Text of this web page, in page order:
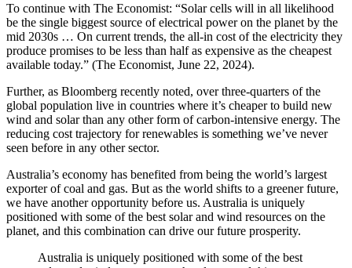
To continue with The Economist: “Solar cells will in all likelihood
be the single biggest source of electrical power on the planet by the
mid 2030s … On current trends, the all-in cost of the electricity they
produce promises to be less than half as expensive as the cheapest
available today.” (The Economist, June 22, 2024).​​​​‌ ‍ ​‍​‍‌‍ ‌ ​‍‌‍‍‌‌‍‌ ‌‍‍‌‌‍ ‍​‍​‍​ ‍‍​‍​‍‌ ​ ‌‍​‌‌‍ ‍‌‍‍‌‌ ‌​‌ ‍‌​‍ ‍‌‍‍‌‌‍ ​‍​‍​‍ ​​‍​‍‌‍‍​‌ ​‍‌‍‌‌‌‍‌‍​‍​‍​ ‍‍​‍​‍‌‍‍​‌ ‌​‌ ‌​‌ ​​​ ‍‍​‍ ​‍ ‌‍ ​‌‍ ‌‍​ ‌‍​‌‌‍ ​‌‍‍​‌‍ ‌ ​ ‌ ‌​​ ‍‍​ ​ ​ ​ ​ ​ ​ ​ ​‍ ‌‍‍‌‌‍ ‍‌ ‌​‌‍‌‌‌‍ ‍‌ ‌​​‍ ‌‍‌‌‌‍‌​‌‍‍‌‌ ‌​​‍ ‌‍ ‌‌‍ ‌‍‌​‌‍‌‌​ ‌‌ ​​‌ ​‍‌‍‌‌‌ ​ ‌‍‌‌‌‍ ‍‌ ‌​‌‍​‌‌ ‌​‌‍‍‌‌‍ ‌‍ ‍​ ‍ ‌‍‍‌‌‍‌​​ ‌​ ​​‌‍​‌​ ‌‍​ ‌‌​ ‍​​ ‌‍​ ​​‌‍​‌​‍ ‌‌‍‌‌​ ‌​​ ​​​ ‌​​‍ ‌​ ‌​​ ​ ​ ‍‌​ ‌​​‍ ‌‌‍​‍‌‍‌​‌‍​ ​ ‌ ​‍ ‌​ ​ ​ ​​​ ‍‌​ ‌ ​ ​‌​ ‌‌‌‍​‍​ ​‍‌‍​‌​ ​‍​ ‍‌​ ‍​​ ‍ ‌ ‌​‌ ‍‌‌ ​​‌‍‌‌​ ‌‌‍ ‍‌‍‌‌‌ ‌ ‌ ​ ​ ‍ ‌ ​​‌‍​‌‌ ‌​‌‍‍​​ ‌‌‍​ ‌‍ ‌‍ ‍‌ ‌​‌‍‌‌‌‍ ‍‌ ‌​​‍‌‌​ ‌‌‌​​‍‌‌ ‌‍‍ ‌‍‌‌‌ ‍‌​‍‌‌​ ​ ‌​‌​​‍‌‌​ ​ ‌​‌​​‍‌‌​ ​‍​ ​‍‌‍​‌​ ​‍​ ​​​ ​‍‌‍‌‍‌‍​ ‌‍‌‍​ ‌ ‌‍‌​​ ‌ ​ ‌​​ ​ ​‍‌‌​ ​‍​ ​‍​‍‌‌​ ‌‌‌​‌​​‍ ‍‌‍​ ‌‍‍​‌‍‍‌‌‍ ​‌‍‌​‌ ​‍‌‍‌‌‌‍ ‍​‍‌‌​ ‌‌‌​​‍‌‌ ‌‍‍ ‌‍‌‌‌ ‍‌​‍‌‌​ ​ ‌​‌​​‍‌‌​ ​ ‌​‌​​‍‌‌​ ​‍​ ​‍​ ​‌​ ‌‍‌‍​‌‌‍​‍​ ‌‌​ ‍​​ ​​​ ‌‍​ ‍​‌‍​‌​ ‌‍‌‍​ ​ ​​​‍‌‌​ ​‍​ ​‍​‍‌‌​ ‌‌‌​‌​​‍ ‍‌ ‌​‌‍‌‌‌ ‍​‌ ‌​​ ‌‍​‍‌‍​‌‌ ​ ‌‍‌‌‌‌‌‌‌ ​‍‌‍ ​​ ‌‌‍‍​‌ ‌​‌ ‌​‌ ​​​‍‌‌​ ​ ‌​​‌​‍‌‌​ ​‍‌​‌‍​‍‌‌​ ​‍‌​‌‍‌‍ ​‌‍ ‌‍​ ‌‍​‌‌‍ ​‌‍‍​‌‍ ‌ ​ ‌ ‌​​‍‌‌​ ​ ‌​​‌​ ​ ​ ​ ​ ​ ​ ​ ​‍‌‍‌‍‍‌‌‍‌​​ ‌​ ​​‌‍​‌​ ‌‍​ ‌‌​ ‍​​ ‌‍​ ​​‌‍​‌​‍ ‌‌‍‌‌​ ‌​​ ​​​ ‌​​‍ ‌​ ‌​​ ​ ​ ‍‌​ ‌​​‍ ‌‌‍​‍‌‍‌​‌‍​ ​ ‌ ​‍ ‌​ ​ ​ ​​​ ‍‌​ ‌ ​ ​‌​ ‌‌‌‍​‍​ ​‍‌‍​‌​ ​‍​ ‍‌​ ‍​​‍‌‍‌ ‌​‌ ‍‌‌ ​​‌‍‌‌​ ‌‌‍ ‍‌‍‌‌‌ ‌ ‌ ​ ​‍‌‍‌ ​​‌‍​‌‌ ‌​‌‍‍​​ ‌‌‍​ ‌‍ ‌‍ ‍‌ ‌​‌‍‌‌‌‍ ‍‌ ‌​​‍‌‌​ ‌‌‌​​‍‌‌ ‌‍‍ ‌‍‌‌‌ ‍‌​‍‌‌​ ​ ‌​‌​​‍‌‌​ ​ ‌​‌​​‍‌‌​ ​‍​ ​‍‌‍​‌​ ​‍​ ​​​ ​‍‌‍‌‍‌‍​ ‌‍‌‍​ ‌ ‌‍‌​​ ‌ ​ ‌​​ ​ ​‍‌‌​ ​‍​ ​‍​‍‌‌​ ‌‌‌​‌​​‍ ‍‌‍​ ‌‍‍​‌‍‍‌‌‍ ​‌‍‌​‌ ​‍‌‍‌‌‌‍ ‍​‍‌‌​ ‌‌‌​​‍‌‌ ‌‍‍ ‌‍‌‌‌ ‍‌​‍‌‌​ ​ ‌​‌​​‍‌‌​ ​ ‌​‌​​‍‌‌​ ​‍​ ​‍​ ​‌​ ‌‍‌‍​‌‌‍​‍​ ‌‌​ ‍​​ ​​​ ‌‍​ ‍​‌‍​‌​ ‌‍‌‍​ ​ ​​​‍‌‌​ ​‍​ ​‍​‍‌‌​ ‌‌‌​‌​​‍ ‍‌ ‌​‌‍‌‌‌ ‍​‌ ‌​​‍‌‍‌ ​​‌‍‌‌‌ ​‍‌ ​ ‌ ​​‌‍‌‌‌‍​ ‌ ‌​‌‍‍‌‌ ‌‍‌‍‌‌​ ‌‌ ​​‌ ‌‌‌‍​‍‌‍ ​‌‍‍‌‌ ​ ‌‍‍​‌‍‌‌‌‍‌​​‍​‍‌ ‌
Further, as Bloomberg recently noted, over three-quarters of the
global population live in countries where it’s cheaper to build new
wind and solar than any other form of carbon-intensive energy. The
reducing cost trajectory for renewables is something we’ve never
seen before in any other ­sector.​​​​‌ ‍ ​‍​‍‌‍ ‌ ​‍‌‍‍‌‌‍‌ ‌‍‍‌‌‍ ‍​‍​‍​ ‍‍​‍​‍‌ ​ ‌‍​‌‌‍ ‍‌‍‍‌‌ ‌​‌ ‍‌​‍ ‍‌‍‍‌‌‍ ​‍​‍​‍ ​​‍​‍‌‍‍​‌ ​‍‌‍‌‌‌‍‌‍​‍​‍​ ‍‍​‍​‍‌‍‍​‌ ‌​‌ ‌​‌ ​​​ ‍‍​‍ ​‍ ‌‍ ​‌‍ ‌‍​ ‌‍​‌‌‍ ​‌‍‍​‌‍ ‌ ​ ‌ ‌​​ ‍‍​ ​ ​ ​ ​ ​ ​ ​ ​‍ ‌‍‍‌‌‍ ‍‌ ‌​‌‍‌‌‌‍ ‍‌ ‌​​‍ ‌‍‌‌‌‍‌​‌‍‍‌‌ ‌​​‍ ‌‍ ‌‌‍ ‌‍‌​‌‍‌‌​ ‌‌ ​​‌ ​‍‌‍‌‌‌ ​ ‌‍‌‌‌‍ ‍‌ ‌​‌‍​‌‌ ‌​‌‍‍‌‌‍ ‌‍ ‍​ ‍ ‌‍‍‌‌‍‌​​ ‌​ ​​‌‍​‌​ ‌‍​ ‌‌​ ‍​​ ‌‍​ ​​‌‍​‌​‍ ‌‌‍‌‌​ ‌​​ ​​​ ‌​​‍ ‌​ ‌​​ ​ ​ ‍‌​ ‌​​‍ ‌‌‍​‍‌‍‌​‌‍​ ​ ‌ ​‍ ‌​ ​ ​ ​​​ ‍‌​ ‌ ​ ​‌​ ‌‌‌‍​‍​ ​‍‌‍​‌​ ​‍​ ‍‌​ ‍​​ ‍ ‌ ‌​‌ ‍‌‌ ​​‌‍‌‌​ ‌‌‍ ‍‌‍‌‌‌ ‌ ‌ ​ ​ ‍ ‌ ​​‌‍​‌‌ ‌​‌‍‍​​ ‌‌‍​ ‌‍ ‌‍ ‍‌ ‌​‌‍‌‌‌‍ ‍‌ ‌​​‍‌‌​ ‌‌‌​​‍‌‌ ‌‍‍ ‌‍‌‌‌ ‍‌​‍‌‌​ ​ ‌​‌​​‍‌‌​ ​ ‌​‌​​‍‌‌​ ​‍​ ​‍​ ​‍‌‍​‌​ ‌‌​ ‍‌​ ​‍​ ​‌​ ‍‌​ ‌​​ ​​​ ‍‌​ ​ ​ ‌‌​‍‌‌​ ​‍​ ​‍​‍‌‌​ ‌‌‌​‌​​‍ ‍‌‍​ ‌‍‍​‌‍‍‌‌‍ ​‌‍‌​‌ ​‍‌‍‌‌‌‍ ‍​‍‌‌​ ‌‌‌​​‍‌‌ ‌‍‍ ‌‍‌‌‌ ‍‌​‍‌‌​ ​ ‌​‌​​‍‌‌​ ​ ‌​‌​​‍‌‌​ ​‍​ ​‍‌‍‌‌​ ​‍‌‍‌‌‌‍​‌​ ​‌​ ‌ ​ ‌‌​ ‌ ​ ‌ ​ ‌​‌‍‌‍​ ​ ​ ​​​‍‌‌​ ​‍​ ​‍​‍‌‌​ ‌‌‌​‌​​‍ ‍‌ ‌​‌‍‌‌‌ ‍​‌ ‌​​ ‌‍​‍‌‍​‌‌ ​ ‌‍‌‌‌‌‌‌‌ ​‍‌‍ ​​ ‌‌‍‍​‌ ‌​‌ ‌​‌ ​​​‍‌‌​ ​ ‌​​‌​‍‌‌​ ​‍‌​‌‍​‍‌‌​ ​‍‌​‌‍‌‍ ​‌‍ ‌‍​ ‌‍​‌‌‍ ​‌‍‍​‌‍ ‌ ​ ‌ ‌​​‍‌‌​ ​ ‌​​‌​ ​ ​ ​ ​ ​ ​ ​ ​‍‌‍‌‍‍‌‌‍‌​​ ‌​ ​​‌‍​‌​ ‌‍​ ‌‌​ ‍​​ ‌‍​ ​​‌‍​‌​‍ ‌‌‍‌‌​ ‌​​ ​​​ ‌​​‍ ‌​ ‌​​ ​ ​ ‍‌​ ‌​​‍ ‌‌‍​‍‌‍‌​‌‍​ ​ ‌ ​‍ ‌​ ​ ​ ​​​ ‍‌​ ‌ ​ ​‌​ ‌‌‌‍​‍​ ​‍‌‍​‌​ ​‍​ ‍‌​ ‍​​‍‌‍‌ ‌​‌ ‍‌‌ ​​‌‍‌‌​ ‌‌‍ ‍‌‍‌‌‌ ‌ ‌ ​ ​‍‌‍‌ ​​‌‍​‌‌ ‌​‌‍‍​​ ‌‌‍​ ‌‍ ‌‍ ‍‌ ‌​‌‍‌‌‌‍ ‍‌ ‌​​‍‌‌​ ‌‌‌​​‍‌‌ ‌‍‍ ‌‍‌‌‌ ‍‌​‍‌‌​ ​ ‌​‌​​‍‌‌​ ​ ‌​‌​​‍‌‌​ ​‍​ ​‍​ ​‍‌‍​‌​ ‌‌​ ‍‌​ ​‍​ ​‌​ ‍‌​ ‌​​ ​​​ ‍‌​ ​ ​ ‌‌​‍‌‌​ ​‍​ ​‍​‍‌‌​ ‌‌‌​‌​​‍ ‍‌‍​ ‌‍‍​‌‍‍‌‌‍ ​‌‍‌​‌ ​‍‌‍‌‌‌‍ ‍​‍‌‌​ ‌‌‌​​‍‌‌ ‌‍‍ ‌‍‌‌‌ ‍‌​‍‌‌​ ​ ‌​‌​​‍‌‌​ ​ ‌​‌​​‍‌‌​ ​‍​ ​‍‌‍‌‌​ ​‍‌‍‌‌‌‍​‌​ ​‌​ ‌ ​ ‌‌​ ‌ ​ ‌ ​ ‌​‌‍‌‍​ ​ ​ ​​​‍‌‌​ ​‍​ ​‍​‍‌‌​ ‌‌‌​‌​​‍ ‍‌ ‌​‌‍‌‌‌ ‍​‌ ‌​​‍‌‍‌ ​​‌‍‌‌‌ ​‍‌ ​ ‌ ​​‌‍‌‌‌‍​ ‌ ‌​‌‍‍‌‌ ‌‍‌‍‌‌​ ‌‌ ​​‌ ‌‌‌‍​‍‌‍ ​‌‍‍‌‌ ​ ‌‍‍​‌‍‌‌‌‍‌​​‍​‍‌ ‌
Australia’s economy has benefited from being the world’s largest
exporter of coal and gas. But as the world shifts to a greener future,
we have another opportunity before us. Australia is uniquely
positioned with some of the best solar and wind resources on the
planet, and this combination can drive our future prosperity.​​​​‌ ‍ ​‍​‍‌‍ ‌ ​‍‌‍‍‌‌‍‌ ‌‍‍‌‌‍ ‍​‍​‍​ ‍‍​‍​‍‌ ​ ‌‍​‌‌‍ ‍‌‍‍‌‌ ‌​‌ ‍‌​‍ ‍‌‍‍‌‌‍ ​‍​‍​‍ ​​‍​‍‌‍‍​‌ ​‍‌‍‌‌‌‍‌‍​‍​‍​ ‍‍​‍​‍‌‍‍​‌ ‌​‌ ‌​‌ ​​​ ‍‍​‍ ​‍ ‌‍ ​‌‍ ‌‍​ ‌‍​‌‌‍ ​‌‍‍​‌‍ ‌ ​ ‌ ‌​​ ‍‍​ ​ ​ ​ ​ ​ ​ ​ ​‍ ‌‍‍‌‌‍ ‍‌ ‌​‌‍‌‌‌‍ ‍‌ ‌​​‍ ‌‍‌‌‌‍‌​‌‍‍‌‌ ‌​​‍ ‌‍ ‌‌‍ ‌‍‌​‌‍‌‌​ ‌‌ ​​‌ ​‍‌‍‌‌‌ ​ ‌‍‌‌‌‍ ‍‌ ‌​‌‍​‌‌ ‌​‌‍‍‌‌‍ ‌‍ ‍​ ‍ ‌‍‍‌‌‍‌​​ ‌​ ​​‌‍​‌​ ‌‍​ ‌‌​ ‍​​ ‌‍​ ​​‌‍​‌​‍ ‌‌‍‌‌​ ‌​​ ​​​ ‌​​‍ ‌​ ‌​​ ​ ​ ‍‌​ ‌​​‍ ‌‌‍​‍‌‍‌​‌‍​ ​ ‌ ​‍ ‌​ ​ ​ ​​​ ‍‌​ ‌ ​ ​‌​ ‌‌‌‍​‍​ ​‍‌‍​‌​ ​‍​ ‍‌​ ‍​​ ‍ ‌ ‌​‌ ‍‌‌ ​​‌‍‌‌​ ‌‌‍ ‍‌‍‌‌‌ ‌ ‌ ​ ​ ‍ ‌ ​​‌‍​‌‌ ‌​‌‍‍​​ ‌‌‍​ ‌‍ ‌‍ ‍‌ ‌​‌‍‌‌‌‍ ‍‌ ‌​​‍‌‌​ ‌‌‌​​‍‌‌ ‌‍‍ ‌‍‌‌‌ ‍‌​‍‌‌​ ​ ‌​‌​​‍‌‌​ ​ ‌​‌​​‍‌‌​ ​‍​ ​‍‌‍​‌‌‍‌‍​ ‌ ‌‍‌‍​ ‌​​ ‌‍​ ‌‌​ ‍‌​ ‌ ​ ‌‌​ ​​​ ​​​‍‌‌​ ​‍​ ​‍​‍‌‌​ ‌‌‌​‌​​‍ ‍‌‍​ ‌‍‍​‌‍‍‌‌‍ ​‌‍‌​‌ ​‍‌‍‌‌‌‍ ‍​‍‌‌​ ‌‌‌​​‍‌‌ ‌‍‍ ‌‍‌‌‌ ‍‌​‍‌‌​ ​ ‌​‌​​‍‌‌​ ​ ‌​‌​​‍‌‌​ ​‍​ ​‍​ ​‍‌‍​ ​ ​​‌‍‌‌​ ‌ ​ ‌‌‌‍‌​​ ‌​‌‍‌‌‌‍‌‍​ ‌​​ ​ ​ ​​​‍‌‌​ ​‍​ ​‍​‍‌‌​ ‌‌‌​‌​​‍ ‍‌ ‌​‌‍‌‌‌ ‍​‌ ‌​​ ‌‍​‍‌‍​‌‌ ​ ‌‍‌‌‌‌‌‌‌ ​‍‌‍ ​​ ‌‌‍‍​‌ ‌​‌ ‌​‌ ​​​‍‌‌​ ​ ‌​​‌​‍‌‌​ ​‍‌​‌‍​‍‌‌​ ​‍‌​‌‍‌‍ ​‌‍ ‌‍​ ‌‍​‌‌‍ ​‌‍‍​‌‍ ‌ ​ ‌ ‌​​‍‌‌​ ​ ‌​​‌​ ​ ​ ​ ​ ​ ​ ​ ​‍‌‍‌‍‍‌‌‍‌​​ ‌​ ​​‌‍​‌​ ‌‍​ ‌‌​ ‍​​ ‌‍​ ​​‌‍​‌​‍ ‌‌‍‌‌​ ‌​​ ​​​ ‌​​‍ ‌​ ‌​​ ​ ​ ‍‌​ ‌​​‍ ‌‌‍​‍‌‍‌​‌‍​ ​ ‌ ​‍ ‌​ ​ ​ ​​​ ‍‌​ ‌ ​ ​‌​ ‌‌‌‍​‍​ ​‍‌‍​‌​ ​‍​ ‍‌​ ‍​​‍‌‍‌ ‌​‌ ‍‌‌ ​​‌‍‌‌​ ‌‌‍ ‍‌‍‌‌‌ ‌ ‌ ​ ​‍‌‍‌ ​​‌‍​‌‌ ‌​‌‍‍​​ ‌‌‍​ ‌‍ ‌‍ ‍‌ ‌​‌‍‌‌‌‍ ‍‌ ‌​​‍‌‌​ ‌‌‌​​‍‌‌ ‌‍‍ ‌‍‌‌‌ ‍‌​‍‌‌​ ​ ‌​‌​​‍‌‌​ ​ ‌​‌​​‍‌‌​ ​‍​ ​‍‌‍​‌‌‍‌‍​ ‌ ‌‍‌‍​ ‌​​ ‌‍​ ‌‌​ ‍‌​ ‌ ​ ‌‌​ ​​​ ​​​‍‌‌​ ​‍​ ​‍​‍‌‌​ ‌‌‌​‌​​‍ ‍‌‍​ ‌‍‍​‌‍‍‌‌‍ ​‌‍‌​‌ ​‍‌‍‌‌‌‍ ‍​‍‌‌​ ‌‌‌​​‍‌‌ ‌‍‍ ‌‍‌‌‌ ‍‌​‍‌‌​ ​ ‌​‌​​‍‌‌​ ​ ‌​‌​​‍‌‌​ ​‍​ ​‍​ ​‍‌‍​ ​ ​​‌‍‌‌​ ‌ ​ ‌‌‌‍‌​​ ‌​‌‍‌‌‌‍‌‍​ ‌​​ ​ ​ ​​​‍‌‌​ ​‍​ ​‍​‍‌‌​ ‌‌‌​‌​​‍ ‍‌ ‌​‌‍‌‌‌ ‍​‌ ‌​​‍‌‍‌ ​​‌‍‌‌‌ ​‍‌ ​ ‌ ​​‌‍‌‌‌‍​ ‌ ‌​‌‍‍‌‌ ‌‍‌‍‌‌​ ‌‌ ​​‌ ‌‌‌‍​‍‌‍ ​‌‍‍‌‌ ​ ‌‍‍​‌‍‌‌‌‍‌​​‍​‍‌ ‌
Australia is uniquely positioned with some of the best